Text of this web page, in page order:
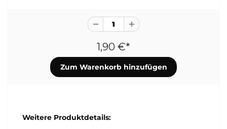
1,90 €*
Weitere Produktdetails: